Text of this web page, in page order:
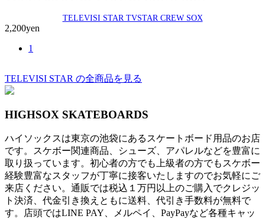
TELEVISI STAR TVSTAR CREW SOX
2,200yen
1
TELEVISI STAR の全商品を見る
HIGHSOX SKATEBOARDS
ハイソックスは東京の池袋にあるスケートボード用品のお店
です。スケボー関連商品、シューズ、アパレルなどを豊富に
取り扱っています。初心者の方でも上級者の方でもスケボー
経験豊富なスタッフが丁寧に接客いたしますのでお気軽にご
来店ください。通販では税込１万円以上のご購入でクレジッ
ト決済、代金引き換えともに送料、代引き手数料が無料で
す。店頭ではLINE PAY、メルペイ、PayPayなど各種キャッ